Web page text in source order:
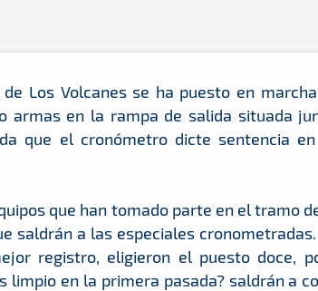
Los Volcanes se ha puesto en
armas en la rampa de salida situada
que el cronómetro dicte sentencia
que han tomado parte en el tramo
saldrán a las especiales
registro, eligieron el puesto doce,
en la primera pasada? saldrán a